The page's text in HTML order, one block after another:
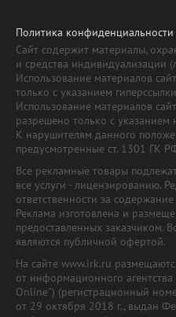
Политика конфиденциальности
Сайт содержит материалы,
и средства индивидуализации
Использование материалов
только с указанием
Использование материалов
разрешено только с указанием
К нарушителям данного
предусмотренные ст. 1301 ГК
Все рекламные товары
все услуги - лицензированию.
ответственности за
Реклама изготовлена и
предоставленных заказчиком.
являются публичной офертой.
На сайте www.irk.ru
от информационного
Online") (регистрационный
от 29 октября 2018 г., выдан